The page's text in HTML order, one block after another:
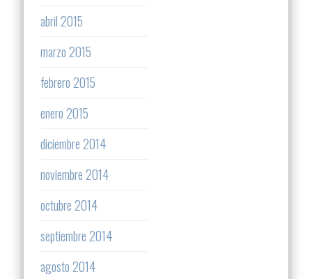
abril 2015
marzo 2015
febrero 2015
enero 2015
diciembre 2014
noviembre 2014
octubre 2014
septiembre 2014
agosto 2014